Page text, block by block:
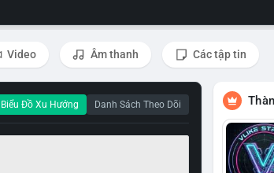
Video Âm thanh Các tập tin
Biểu Đồ Xu Hướng Danh Sách Theo Dõi